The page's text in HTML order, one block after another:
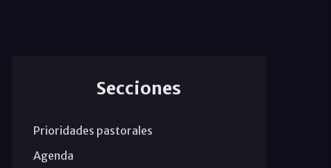
Secciones
Prioridades pastorales
Agenda